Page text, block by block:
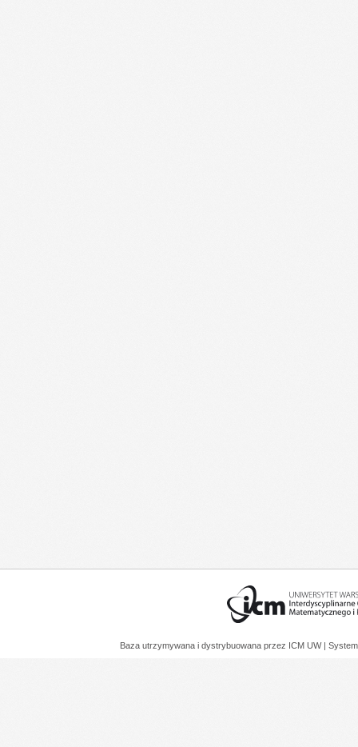
Baza utrzymywana i dystrybuowana przez ICM UW |